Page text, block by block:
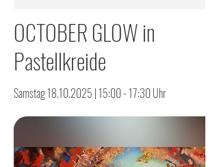
OCTOBER GLOW in
Pastellkreide
Samstag 18.10.2025 | 15:00 - 17:30 Uhr